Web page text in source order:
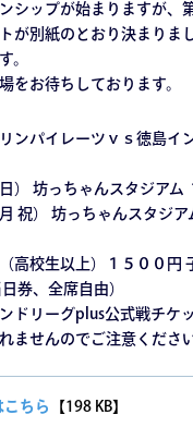
シップが始まりますが、
が別紙のとおり決まりま
。
をお待ちしております。
ンパイレーツｖｓ徳島イ
） 坊っちゃんスタジアム
祝） 坊っちゃんスタジア
高校生以上）１５００円
券、全席自由）
ドリーグplus公式戦チケ
ませんのでご注意ください
こちら 【198 KB】